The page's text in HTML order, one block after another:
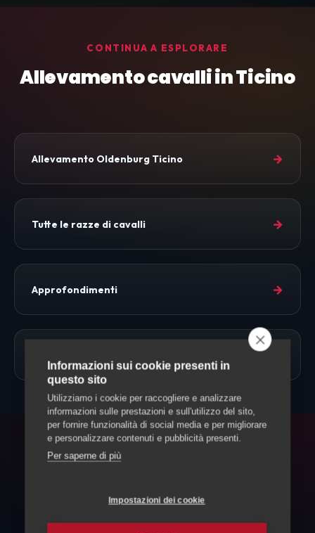
CONTINUA A ESPLORARE
Allevamento cavalli in Ticino
Allevamento Oldenburg Ticino →
Tutte le razze di cavalli →
Approfondimenti →
Informazioni sui cookie presenti in
questo sito
Utilizziamo i cookie per raccogliere e analizzare
informazioni sulle prestazioni e sull'utilizzo del sito,
per fornire funzionalità di social media e per migliorare
e personalizzare contenuti e pubblicità presenti.
Per saperne di più
Impostazioni dei cookie